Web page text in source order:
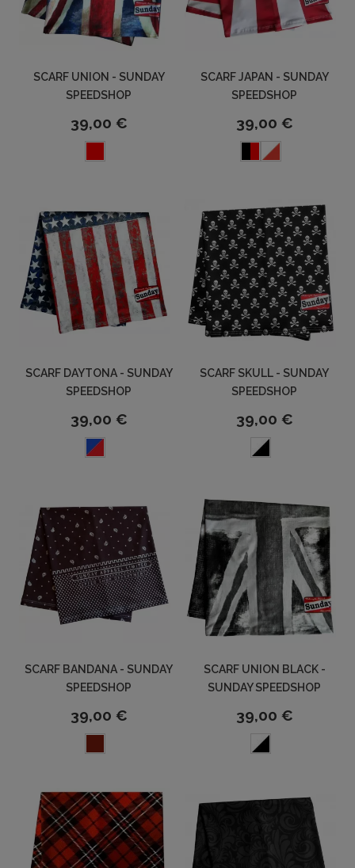
SCARF UNION - SUNDAY
SPEEDSHOP
39,00 €
SCARF JAPAN - SUNDAY
SPEEDSHOP
39,00 €
SCARF DAYTONA - SUNDAY
SPEEDSHOP
39,00 €
SCARF SKULL - SUNDAY
SPEEDSHOP
39,00 €
SCARF BANDANA - SUNDAY
SPEEDSHOP
39,00 €
SCARF UNION BLACK -
SUNDAY SPEEDSHOP
39,00 €